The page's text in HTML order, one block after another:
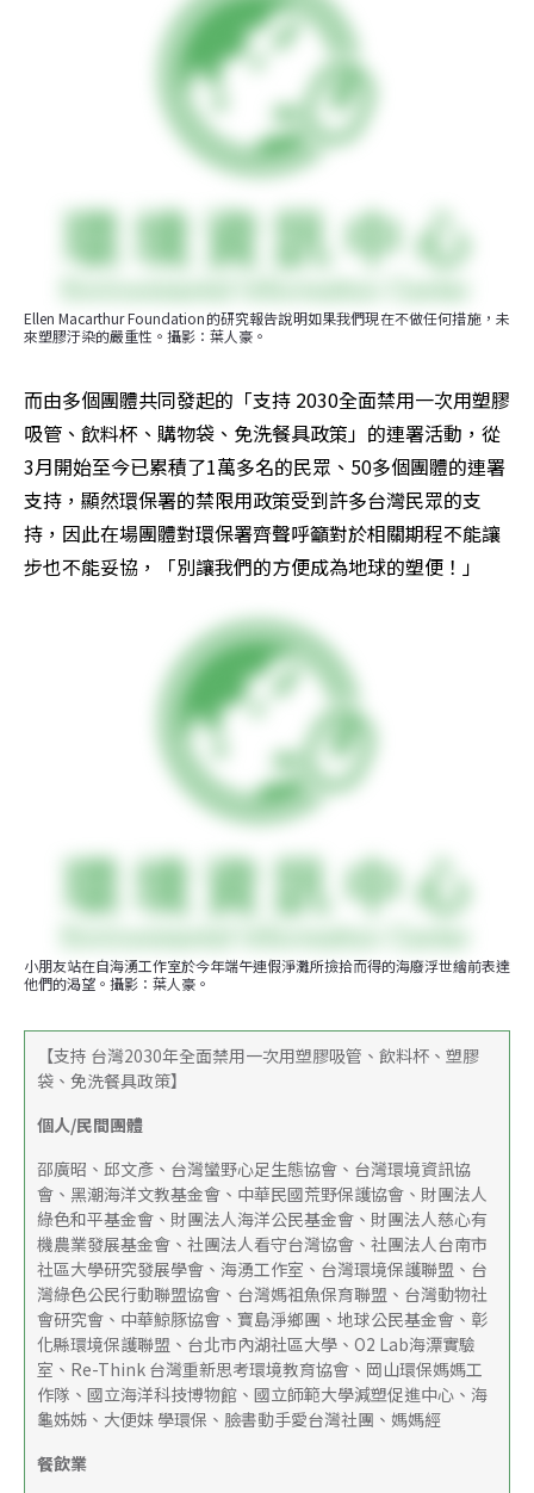
Ellen Macarthur Foundation的研究報告說明如果我們現在不做任何措施，未
來塑膠汙染的嚴重性。攝影：葉人豪。
而由多個團體共同發起的「支持 2030全面禁用一次用塑膠
吸管、飲料杯、購物袋、免洗餐具政策」的連署活動，從
3月開始至今已累積了1萬多名的民眾、50多個團體的連署
支持，顯然環保署的禁限用政策受到許多台灣民眾的支
持，因此在場團體對環保署齊聲呼籲對於相關期程不能讓
步也不能妥協，「別讓我們的方便成為地球的塑便！」
小朋友站在自海湧工作室於今年端午連假淨灘所撿拾而得的海廢浮世繪前表達
他們的渴望。攝影：葉人豪。
【支持 台灣2030年全面禁用一次用塑膠吸管、飲料杯、塑膠
袋、免洗餐具政策】
個人/民間團體
邵廣昭、邱文彥、台灣蠻野心足生態協會、台灣環境資訊協
會、黑潮海洋文教基金會、中華民國荒野保護協會、財團法人
綠色和平基金會、財團法人海洋公民基金會、財團法人慈心有
機農業發展基金會、社團法人看守台灣協會、社團法人台南市
社區大學研究發展學會、海湧工作室、台灣環境保護聯盟、台
灣綠色公民行動聯盟協會、台灣媽祖魚保育聯盟、台灣動物社
會研究會、中華鯨豚協會、寶島淨鄉團、地球公民基金會、彰
化縣環境保護聯盟、台北市內湖社區大學、O2 Lab海漂實驗
室、Re-Think 台灣重新思考環境教育協會、岡山環保媽媽工
作隊、國立海洋科技博物館、國立師範大學減塑促進中心、海
龜姊姊、大便妹 學環保、臉書動手愛台灣社團、媽媽經
餐飲業